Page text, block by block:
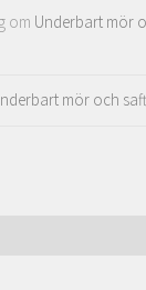
om Underbart mör
mör och